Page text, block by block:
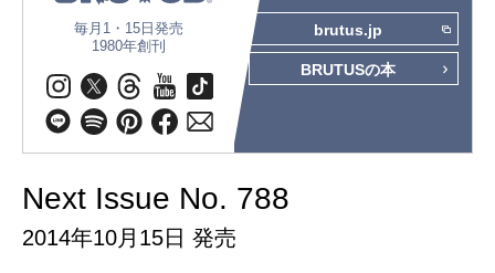
毎月1・15日発売
1980年創刊
brutus.jp
BRUTUSの本
Next Issue No. 788
2014年10月15日 発売